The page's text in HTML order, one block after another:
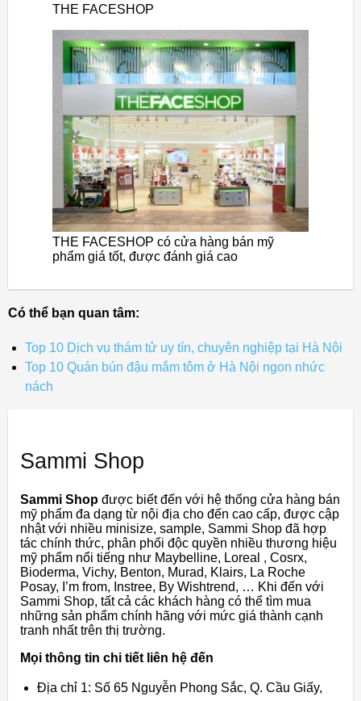
THE FACESHOP
THE FACESHOP có cửa hàng bán mỹ
phẩm giá tốt, được đánh giá cao
Có thể bạn quan tâm:
Top 10 Dịch vụ thám tử uy tín, chuyên nghiệp tại Hà Nội
Top 10 Quán bún đậu mắm tôm ở Hà Nội ngon nhức
nách
Sammi Shop
Sammi Shop được biết đến với hệ thống cửa hàng bán
mỹ phẩm đa dạng từ nội địa cho đến cao cấp, được cập
nhật với nhiều minisize, sample, Sammi Shop đã hợp
tác chính thức, phân phối độc quyền nhiều thương hiệu
mỹ phẩm nổi tiếng như Maybelline, Loreal , Cosrx,
Bioderma, Vichy, Benton, Murad, Klairs, La Roche
Posay, I’m from, Instree, By Wishtrend, … Khi đến với
Sammi Shop, tất cả các khách hàng có thể tìm mua
những sản phẩm chính hãng với mức giá thành cạnh
tranh nhất trên thị trường.
Mọi thông tin chi tiết liên hệ đến
Địa chỉ 1: Số 65 Nguyễn Phong Sắc, Q. Cầu Giấy,